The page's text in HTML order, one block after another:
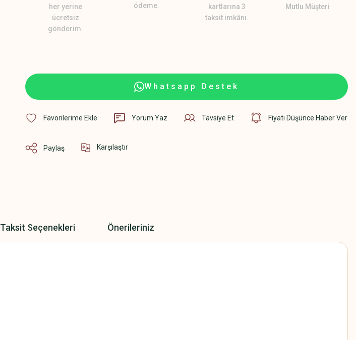
her yerine
ücretsiz
gönderim.
ödeme.
kartlarına 3
taksit imkânı.
Mutlu Müşteri
Whatsapp Destek
Yorum Yaz Tavsiye Et Fiyatı Düşünce Haber Ver
Paylaş Karşılaştır
Taksit Seçenekleri Önerileriniz